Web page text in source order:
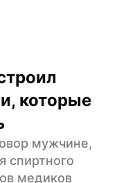
которые
мужчине,
спиртного
медиков